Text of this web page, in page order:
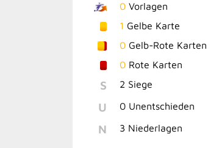
0 Vorlagen
1 Gelbe Karte
0 Gelb-Rote Karten
0 Rote Karten
S 2 Siege
U 0 Unentschieden
N 3 Niederlagen